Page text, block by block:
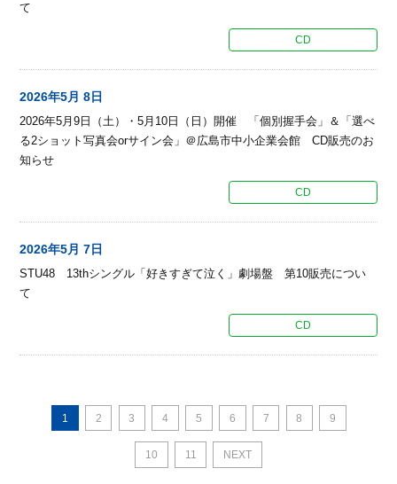
て
CD
2026年5月 8日
2026年5月9日（土）・5月10日（日）開催 「個別握手会」＆「選べ
る2ショット写真会orサイン会」＠広島市中小企業会館 CD販売のお
知らせ
CD
2026年5月 7日
STU48 13thシングル「好きすぎて泣く」劇場盤 第10販売につい
て
CD
1 2 3 4 5 6 7 8 9
10 11 NEXT